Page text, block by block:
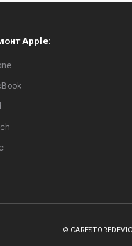
Apple:
©